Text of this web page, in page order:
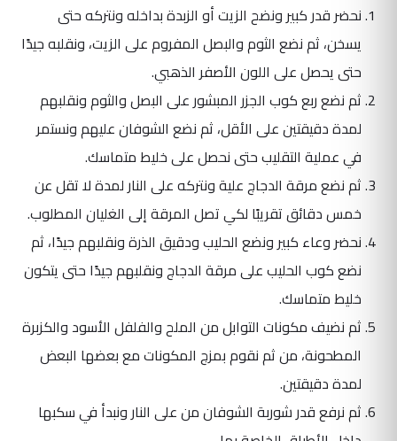
نحضر قدر كبير ونضح الزيت أو الزبدة بداخله ونتركه حتى
يسخن، ثم نضع الثوم والبصل المفروم على الزيت، ونقلبه جيدًا
حتى يحصل على اللون الأصفر الذهبي.
ثم نضع ربع كوب الجزر المبشور على البصل والثوم ونقلبهم
لمدة دقيقتين على الأقل، ثم نضع الشوفان عليهم ونستمر
في عملية التقليب حتى نحصل على خليط متماسك.
ثم نضع مرقة الدجاج علية ونتركه على النار لمدة لا تقل عن
خمس دقائق تقريبًا لكي تصل المرقة إلى الغليان المطلوب.
نحضر وعاء كبير ونضع الحليب ودقيق الذرة ونقلبهم جيدًا، ثم
نضع كوب الحليب على مرقة الدجاج ونقلبهم جيدًا حتى يتكون
خليط متماسك.
ثم نضيف مكونات التوابل من الملح والفلفل الأسود والكزبرة
المطحونة، من ثم نقوم بمزج المكونات مع بعضها البعض
لمدة دقيقتين.
ثم نرفع قدر شوربة الشوفان من على النار ونبدأ في سكبها